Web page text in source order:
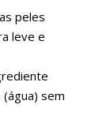
peles
leve e
sem